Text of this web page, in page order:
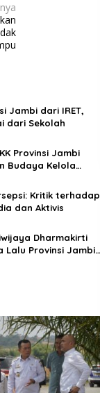
Jambi dari IRET,
dari Sekolah
Provinsi Jambi
Budaya Kelola
Kritik terhadap
dan Aktivis
Dharmakirti
Lalu Provinsi Jambi